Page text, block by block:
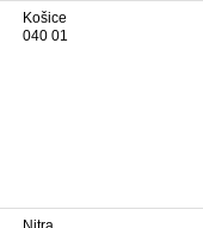
Košice
040 01